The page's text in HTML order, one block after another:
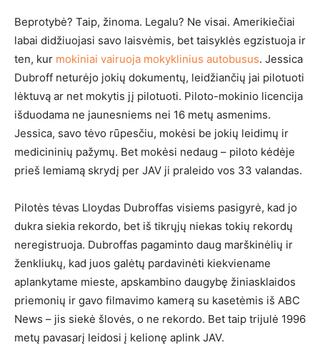
Beprotybė? Taip, žinoma. Legalu? Ne visai. Amerikiečiai
labai didžiuojasi savo laisvėmis, bet taisyklės egzistuoja ir
ten, kur mokiniai vairuoja mokyklinius autobusus. Jessica
Dubroff neturėjo jokių dokumentų, leidžiančių jai pilotuoti
lėktuvą ar net mokytis jį pilotuoti. Piloto-mokinio licencija
išduodama ne jaunesniems nei 16 metų asmenims.
Jessica, savo tėvo rūpesčiu, mokėsi be jokių leidimų ir
medicininių pažymų. Bet mokėsi nedaug – piloto kėdėje
prieš lemiamą skrydį per JAV ji praleido vos 33 valandas.
Pilotės tėvas Lloydas Dubroffas visiems pasigyrė, kad jo
dukra siekia rekordo, bet iš tikrųjų niekas tokių rekordų
neregistruoja. Dubroffas pagaminto daug marškinėlių ir
ženkliukų, kad juos galėtų pardavinėti kiekviename
aplankytame mieste, apskambino daugybę žiniasklaidos
priemonių ir gavo filmavimo kamerą su kasetėmis iš ABC
News – jis siekė šlovės, o ne rekordo. Bet taip trijulė 1996
metų pavasarį leidosi į kelionę aplink JAV.